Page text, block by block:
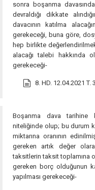
sonra boşanma
devraldığı dikkate
davacının katılma
gerekeceği, buna göre,
hep birlikte
alacağı talebi hakkında
gerekeceği-
8. HD. 12.04.2021 T.
Boşanma dava tarihine
niteliğinde olup; bu durum
miktarına oranının
gereken artık değer
taksitlerin taksit toplamına
gereken borç olduğunun
yapılması gerekeceği-